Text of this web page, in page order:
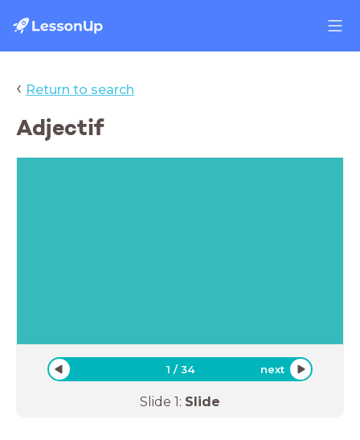
‹ Return to search
Adjectif
1 /34 next
Slide 1: Slide